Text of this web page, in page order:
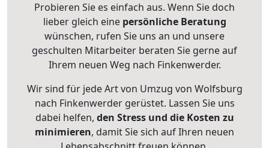
Probieren Sie es einfach aus. Wenn Sie doch
lieber gleich eine persönliche Beratung
wünschen, rufen Sie uns an und unsere
geschulten Mitarbeiter beraten Sie gerne auf
Ihrem neuen Weg nach Finkenwerder.
Wir sind für jede Art von Umzug von Wolfsburg
nach Finkenwerder gerüstet. Lassen Sie uns
dabei helfen, den Stress und die Kosten zu
minimieren, damit Sie sich auf Ihren neuen